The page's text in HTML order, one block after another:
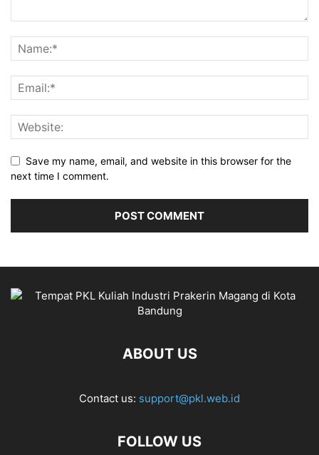
Save my name, email, and website in this browser for the
next time I comment.
ABOUT US
Contact us: support@pkl.web.id
FOLLOW US